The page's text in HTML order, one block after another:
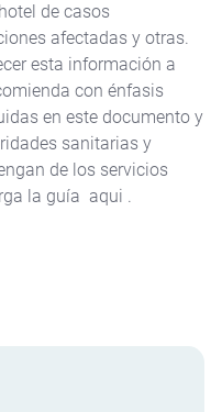
de casos
afectadas y otras.
esta información a
con énfasis
en este documento y
sanitarias y
de los servicios
la guía aqui .